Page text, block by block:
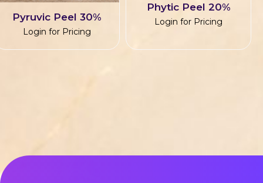
Pyruvic Peel 30%
Login for Pricing
Phytic Peel 20%
Login for Pricing